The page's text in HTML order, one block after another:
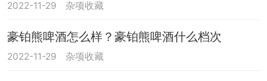
2022-11-29 杂项收藏
豪铂熊啤酒怎么样？豪铂熊啤酒什么档次
2022-11-29 杂项收藏